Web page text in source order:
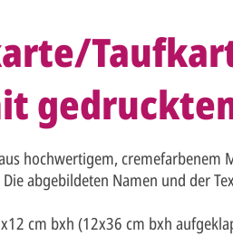
hochwertigem, cremefarbenem
abgebildeten Namen und der
cm bxh (12x36 cm bxh